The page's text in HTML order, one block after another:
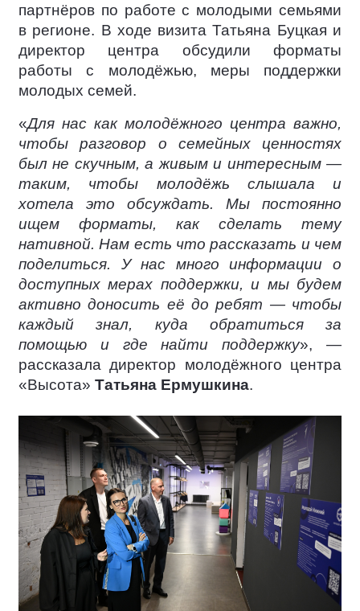
партнёров по работе с молодыми семьями
в регионе. В ходе визита Татьяна Буцкая и
директор центра обсудили форматы
работы с молодёжью, меры поддержки
молодых семей.
«Для нас как молодёжного центра важно,
чтобы разговор о семейных ценностях
был не скучным, а живым и интересным —
таким, чтобы молодёжь слышала и
хотела это обсуждать. Мы постоянно
ищем форматы, как сделать тему
нативной. Нам есть что рассказать и чем
поделиться. У нас много информации о
доступных мерах поддержки, и мы будем
активно доносить её до ребят — чтобы
каждый знал, куда обратиться за
помощью и где найти поддержку», —
рассказала директор молодёжного центра
«Высота» Татьяна Ермушкина.